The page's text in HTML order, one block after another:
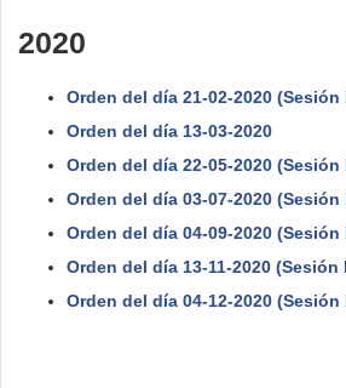
2020
Orden del día 21-02-2020
Orden del día 13-03-2020
Orden del día 22-05-2020
Orden del día 03-07-2020
Orden del día 04-09-2020
Orden del día 13-11-2020
Orden del día 04-12-2020